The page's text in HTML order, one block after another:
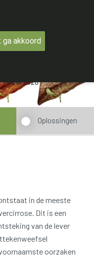
19/08/2026
Oplossingen
in de meeste
Dit is een
van de lever
oorzaken
ga akkoord